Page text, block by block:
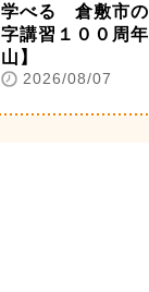
学べる 倉敷市の
字講習１００周
山】
2026/08/07